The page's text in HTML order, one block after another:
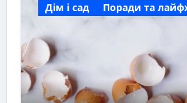
Дім і сад Поради та